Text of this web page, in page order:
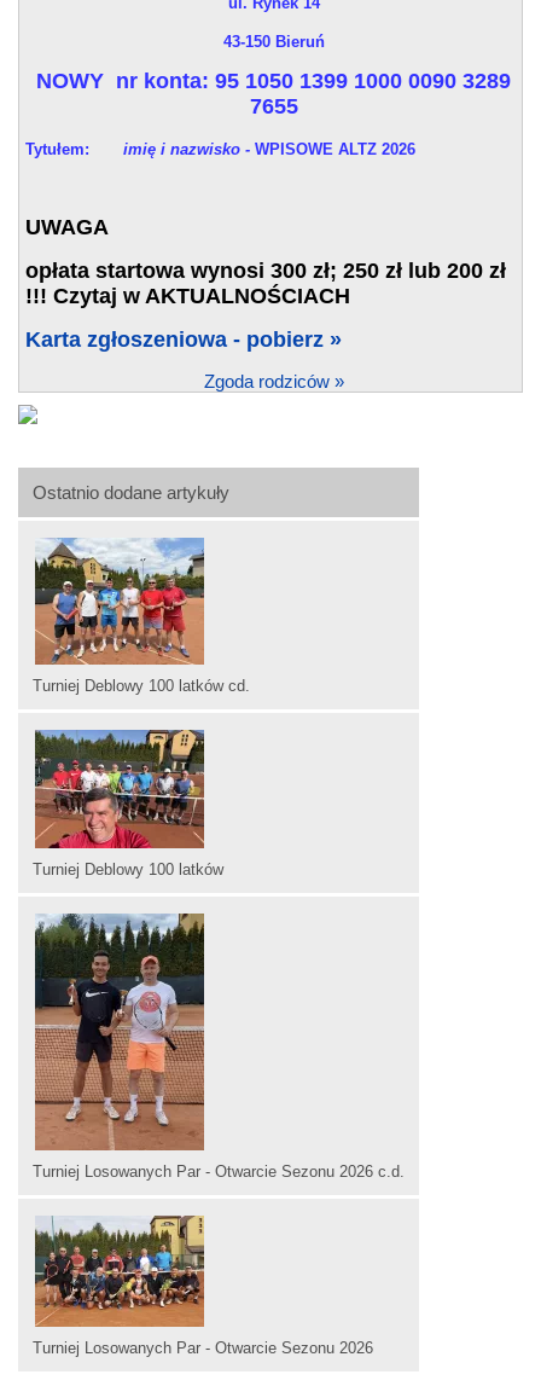
Ostatnio dodane artykuły
Turniej Deblowy 100 latków cd.
Turniej Deblowy 100 latków
Turniej Losowanych Par - Otwarcie Sezonu 2026 c.d.
Turniej Losowanych Par - Otwarcie Sezonu 2026
43-150 Bieruń
NOWY nr konta: 95 1050 1399 1000 0090 3289
7655
Tytułem: imię i nazwisko - WPISOWE ALTZ 2026
UWAGA
opłata startowa wynosi 300 zł; 250 zł lub 200 zł
!!! Czytaj w AKTUALNOŚCIACH
Karta zgłoszeniowa - pobierz »
Zgoda rodziców »